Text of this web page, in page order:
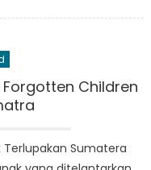
Pelarian
Children
Sumatera